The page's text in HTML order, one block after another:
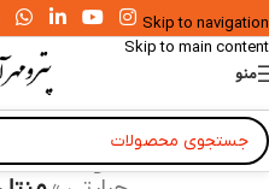
Skip to navigation
Skip to main content
منو
خانه»محصولات»